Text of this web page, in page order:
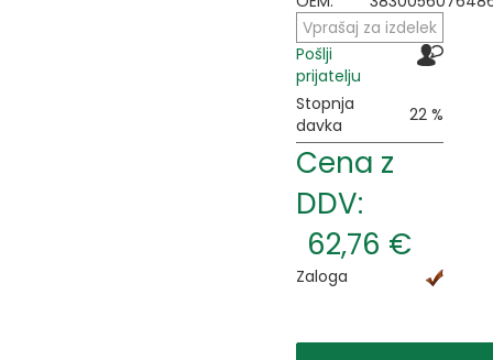
Vprašaj za izdelek
Pošlji
prijatelju
Stopnja
davka
22 %
Cena z
DDV:
62,76 €
Zaloga